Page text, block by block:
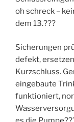
oh schreck –
dem 13.???
Sicherungen
defekt,
Kurzschluss.
eingebaute
funktioniert,